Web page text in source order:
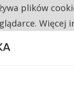
PONOWNIE
plików
Więcej